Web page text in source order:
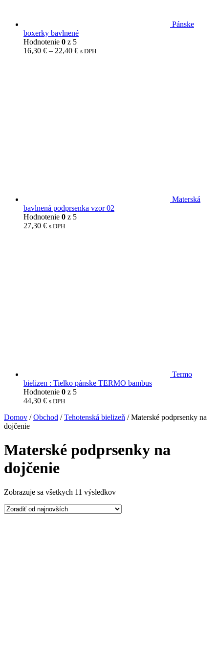
Pánske
boxerky bavlnené
Hodnotenie 0 z 5
16,30 € – 22,40 € s DPH
Materská
bavlnená podprsenka vzor 02
Hodnotenie 0 z 5
27,30 € s DPH
Termo
bielizen : Tielko pánske TERMO bambus
Hodnotenie 0 z 5
44,30 € s DPH
Domov /Obchod /Tehotenská bielizeň / Materské podprsenky na
dojčenie
Materské podprsenky na
dojčenie
Zobrazuje sa všetkych 11 výsledkov